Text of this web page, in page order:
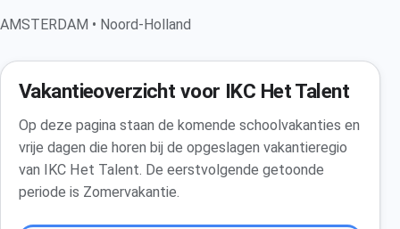
AMSTERDAM • Noord-Holland
Vakantieoverzicht voor IKC Het Talent
Op deze pagina staan de komende schoolvakanties en
vrije dagen die horen bij de opgeslagen vakantieregio
van IKC Het Talent. De eerstvolgende getoonde
periode is Zomervakantie.